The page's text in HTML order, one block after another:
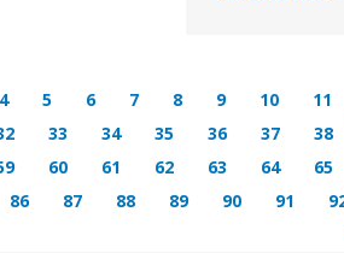
4 5 6 7 8 9 10 11
33 34 35 36 37 38
60 61 62 63 64 65
86 87 88 89 90 91